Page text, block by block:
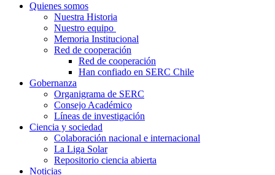
Quienes somos
Nuestra Historia
Nuestro equipo
Memoria Institucional
Red de cooperación
Red de cooperación
Han confiado en SERC Chile
Gobernanza
Organigrama de SERC
Consejo Académico
Líneas de investigación
Ciencia y sociedad
Colaboración nacional e internacional
La Liga Solar
Repositorio ciencia abierta
Noticias